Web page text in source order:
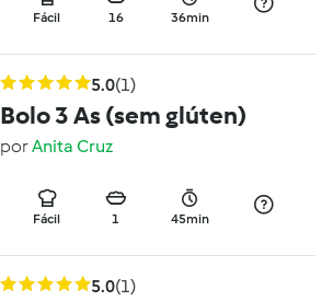
Fácil 16 36min
5.0(1)
Bolo 3 As (sem glúten)
porAnita Cruz
Fácil 1 45min
5.0(1)